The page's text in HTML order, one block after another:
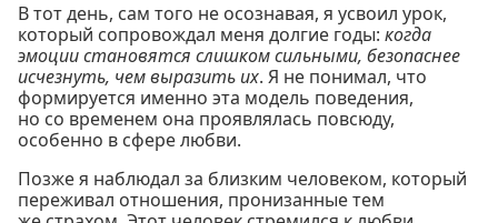
В тот день, сам того не осознавая, я усвоил урок,
который сопровождал меня долгие годы: когда
эмоции становятся слишком сильными, безопаснее
исчезнуть, чем выразить их. Я не понимал, что
формируется именно эта модель поведения,
но со временем она проявлялась повсюду,
особенно в сфере любви.
Позже я наблюдал за близким человеком, который
переживал отношения, пронизанные тем